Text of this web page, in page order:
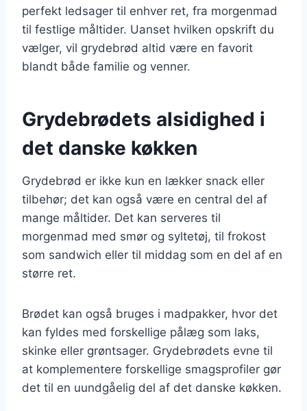
perfekt ledsager til enhver ret, fra morgenmad
til festlige måltider. Uanset hvilken opskrift du
vælger, vil grydebrød altid være en favorit
blandt både familie og venner.
Grydebrødets alsidighed i
det danske køkken
Grydebrød er ikke kun en lækker snack eller
tilbehør; det kan også være en central del af
mange måltider. Det kan serveres til
morgenmad med smør og syltetøj, til frokost
som sandwich eller til middag som en del af en
større ret.
Brødet kan også bruges i madpakker, hvor det
kan fyldes med forskellige pålæg som laks,
skinke eller grøntsager. Grydebrødets evne til
at komplementere forskellige smagsprofiler gør
det til en uundgåelig del af det danske køkken.